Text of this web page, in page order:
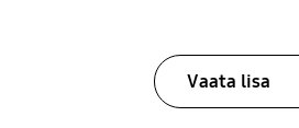
Vaata lisa